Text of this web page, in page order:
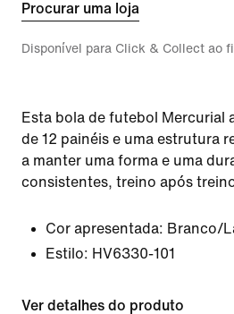
Procurar uma loja
Disponível para Click & Collect ao
Esta bola de futebol Mercurial
de 12 painéis e uma estrutura
a manter uma forma e uma
consistentes, treino após
Cor apresentada: Branco/
Estilo: HV6330-101
Ver detalhes do produto